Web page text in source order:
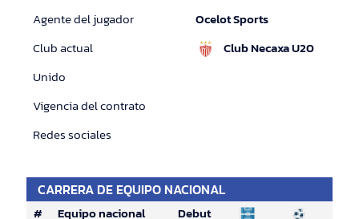
Agente del jugador
Ocelot Sports
Club actual
Club Necaxa U20
Unido
Vigencia del contrato
Redes sociales
CARRERA DE EQUIPO NACIONAL
# Equipo nacional Debut